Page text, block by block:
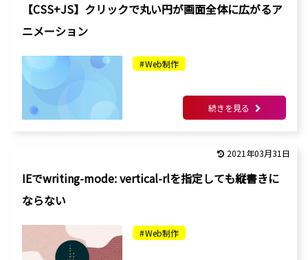
【CSS+JS】クリックで丸い円が画面全体に広がるア
ニメーション
Web制作
続きを見る
IEでwriting-mode: vertical-rlを指定しても縦書きに
ならない
2021年03月31日
Web制作